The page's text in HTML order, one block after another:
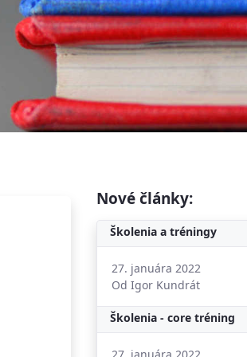
Nové články:
Školenia a tréningy
27. januára 2022
Od Igor Kundrát
Školenia - core tréning